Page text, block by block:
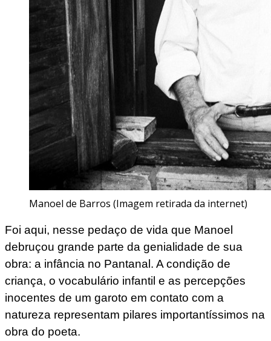
Manoel de Barros (Imagem retirada da internet)
Foi aqui, nesse pedaço de vida que Manoel
debruçou grande parte da genialidade de sua
obra: a infância no Pantanal. A condição de
criança, o vocabulário infantil e as percepções
inocentes de um garoto em contato com a
natureza representam pilares importantíssimos na
obra do poeta.